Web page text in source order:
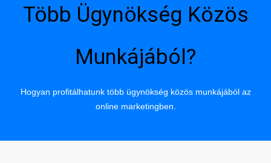
Több Ügynökség Közös
Munkájából?
Hogyan profitálhatunk több ügynökség közös munkájából az
online marketingben.